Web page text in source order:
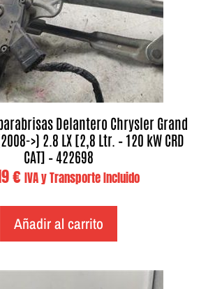
Delantero Chrysler Grand
>) 2.8 LX [2,8 Ltr. – 120 kW CRD
CAT] – 422698
€ IVA y Transporte Incluido
Añadir al carrito